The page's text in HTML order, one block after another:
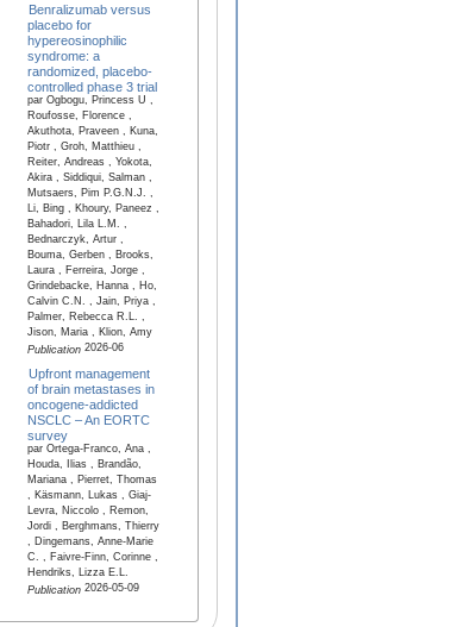
Benralizumab versus
placebo for
hypereosinophilic
syndrome: a
randomized, placebo-
controlled phase 3 trial
par Ogbogu, Princess U ,
Roufosse, Florence ,
Akuthota, Praveen , Kuna,
Piotr , Groh, Matthieu ,
Reiter, Andreas , Yokota,
Akira , Siddiqui, Salman ,
Mutsaers, Pim P.G.N.J. ,
Li, Bing , Khoury, Paneez ,
Bahadori, Lila L.M. ,
Bednarczyk, Artur ,
Bouma, Gerben , Brooks,
Laura , Ferreira, Jorge ,
Grindebacke, Hanna , Ho,
Calvin C.N. , Jain, Priya ,
Palmer, Rebecca R.L. ,
Jison, Maria , Klion, Amy
Publication2026-06
Upfront management
of brain metastases in
oncogene‑addicted
NSCLC – An EORTC
survey
par Ortega-Franco, Ana ,
Houda, Ilias , Brandão,
Mariana , Pierret, Thomas
, Käsmann, Lukas , Giaj-
Levra, Niccolo , Remon,
Jordi , Berghmans, Thierry
, Dingemans, Anne-Marie
C. , Faivre-Finn, Corinne ,
Hendriks, Lizza E.L.
Publication2026-05-09